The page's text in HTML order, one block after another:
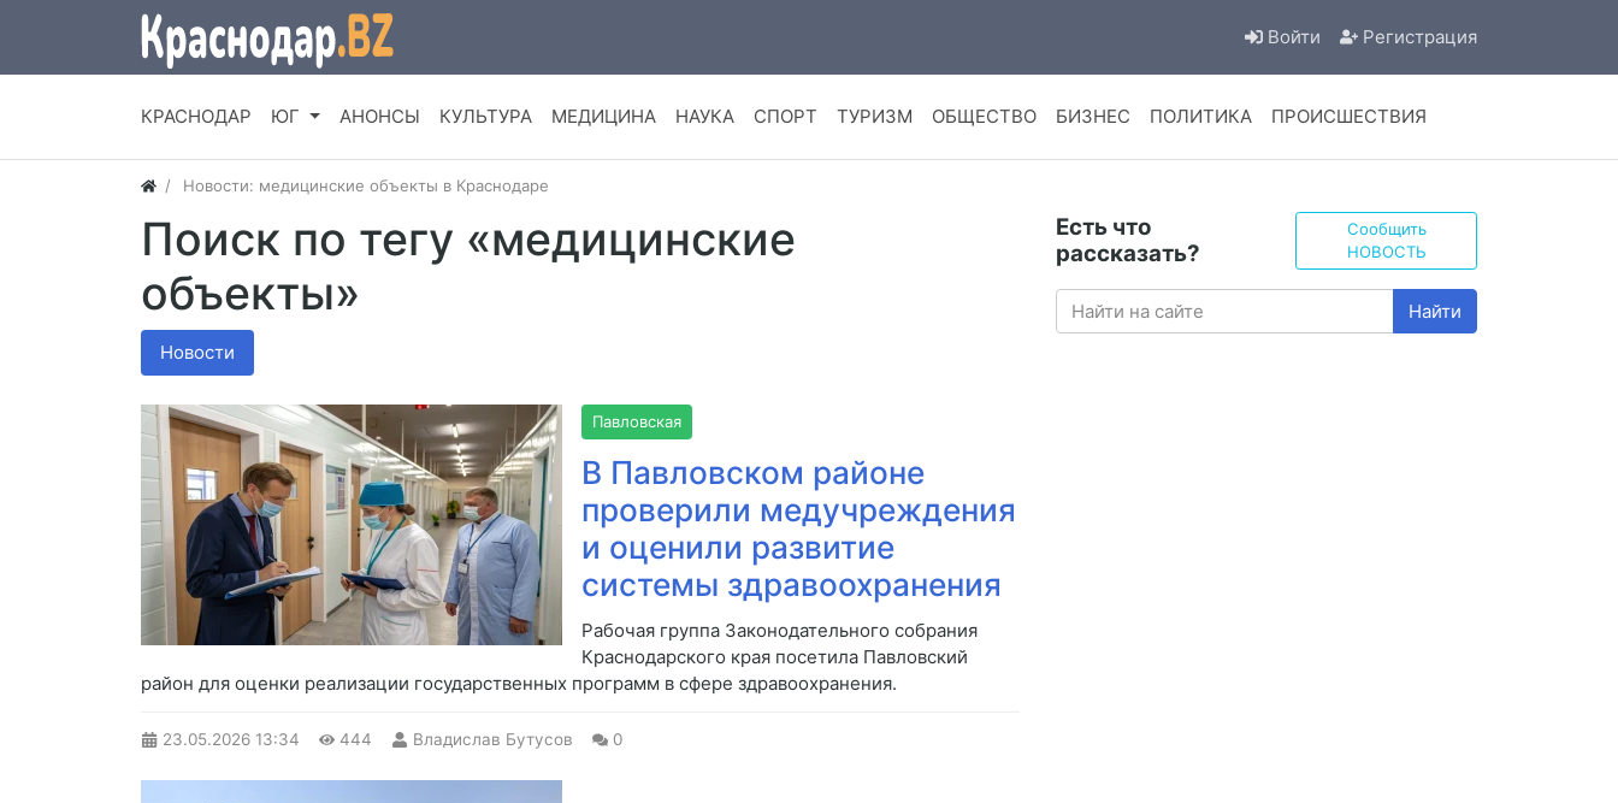
Войти Регистрация
КРАСНОДАР ЮГ АНОНСЫ КУЛЬТУРА МЕДИЦИНА НАУКА СПОРТ ТУРИЗМ ОБЩЕСТВО БИЗНЕС ПОЛИТИКА ПРОИСШЕСТВИЯ
Новости: медицинские объекты в Краснодаре
Поиск по тегу «медицинские
объекты»
Новости
Павловская
В Павловском районе
проверили медучреждения
и оценили развитие
системы здравоохранения
Рабочая группа Законодательного собрания
Краснодарского края посетила Павловский
район для оценки реализации государственных программ в сфере здравоохранения.
23.05.2026 13:34 444 Владислав Бутусов 0
Есть что
рассказать?
Сообщить
НОВОСТЬ
Найти